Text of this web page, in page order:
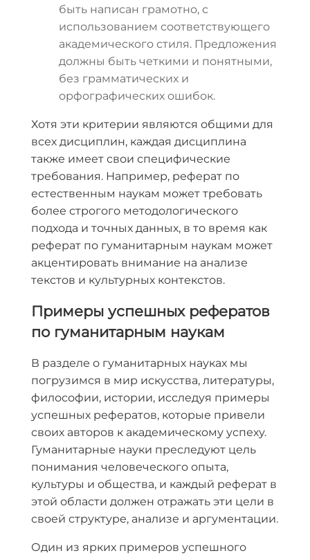
быть написан грамотно, с
использованием соответствующего
академического стиля. Предложения
должны быть четкими и понятными,
без грамматических и
орфографических ошибок.
Хотя эти критерии являются общими для
всех дисциплин, каждая дисциплина
также имеет свои специфические
требования. Например, реферат по
естественным наукам может требовать
более строгого методологического
подхода и точных данных, в то время как
реферат по гуманитарным наукам может
акцентировать внимание на анализе
текстов и культурных контекстов.
Примеры успешных рефератов
по гуманитарным наукам
В разделе о гуманитарных науках мы
погрузимся в мир искусства, литературы,
философии, истории, исследуя примеры
успешных рефератов, которые привели
своих авторов к академическому успеху.
Гуманитарные науки преследуют цель
понимания человеческого опыта,
культуры и общества, и каждый реферат в
этой области должен отражать эти цели в
своей структуре, анализе и аргументации.
Один из ярких примеров успешного